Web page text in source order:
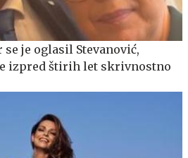
je oglasil Stevanović,
izpred štirih let skrivnostno